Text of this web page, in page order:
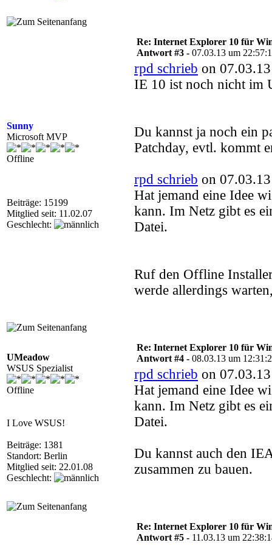
Sunny
Microsoft MVP
Offline
Beiträge: 15199
Mitglied seit: 11.02.07
Geschlecht:
Re: Internet Explorer 10 für
Antwort #3 - 07.03.13 um
rpd schrieb on
IE 10 ist noch nicht im
Du kannst ja noch ein
Patchday, evtl. kommt
rpd schrieb on
Hat jemand eine Idee
kann. Im Netz gibt es
Datei.
Ruf den Offline
werde allerdings
UMeadow
WSUS Spezialist
Offline
I Love WSUS!
Beiträge: 1381
Standort: Berlin
Mitglied seit: 22.01.08
Geschlecht:
Re: Internet Explorer 10 für
Antwort #4 - 08.03.13 um
rpd schrieb on
Hat jemand eine Idee
kann. Im Netz gibt es
Datei.
Du kannst auch den
zusammen zu bauen.
Re: Internet Explorer 10 für
Antwort #5 - 11.03.13 um